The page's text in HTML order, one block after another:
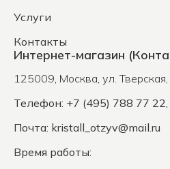
Услуги
Контакты
Интернет-магазин
125009, Москва, ул.
Телефон: +7 (495) 788 77
Почта: kristall_otzyv@mail.ru
Время работы: